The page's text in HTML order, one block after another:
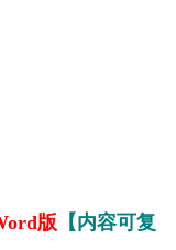
版 【内容可复